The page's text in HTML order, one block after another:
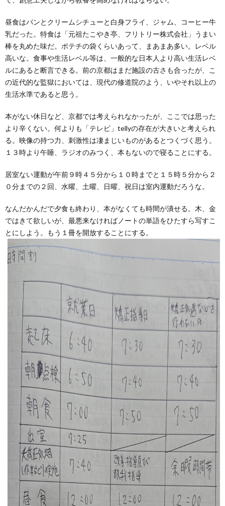
昼食はパンとクリームシチューと白身フライ、ジャム、コーヒー牛
乳だった。特食は「元祖たこやき亭、フリトリー株式会社」うまい
棒を丸めた味だ。ポテチの袋くらいあって、まあまあ多い。レベル
高いな。食事や生活レベル等は、一般的な日本人より高い生活レベ
ルにあると断言できる。前の京都はまだ施設の古さも合ったが、こ
の近代的な監獄においては、現代の修道院のよう、いやそれ以上の
生活水準であると思う。
本がない休日など、京都では考えられなかったが、ここでは思った
より辛くない。何よりも「テレビ」tellyの存在が大きいと考えられ
る。映像の持つ力、刺激性は凄まじいものがあるとつくづく思う。
１３時より午睡、ラジオのみつく、本もないので寝ることにする。
居室ない運動が午前９時４５分から１０時までと１５時５分から２
０分までの２回、水曜、土曜、日曜、祝日は室内運動だろうな。
なんだかんだで夕食も終わり、本がなくても時間が潰せる。木、金
ではきて欲しいが、最悪来なければノートの単語をひたすら写すこ
とにしよう。もう１冊を開放することにする。